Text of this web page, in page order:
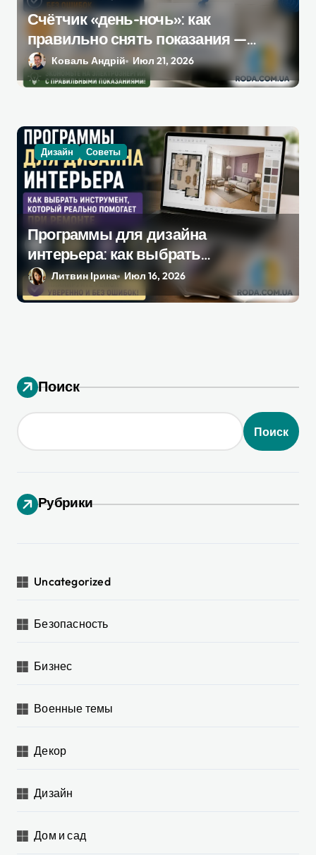
Счётчик «день-ночь»: как
правильно снять показания —
полная инструкция без ошибок
Коваль Андрій Июл 21, 2026
Дизайн Советы
Программы для дизайна
интерьера: как выбрать
инструмент, который
действительно поможет при
Литвин Ірина Июл 16, 2026
Поиск
Поиск
Рубрики
Uncategorized
Безопасность
Бизнес
Военные темы
Декор
Дизайн
Дом и сад